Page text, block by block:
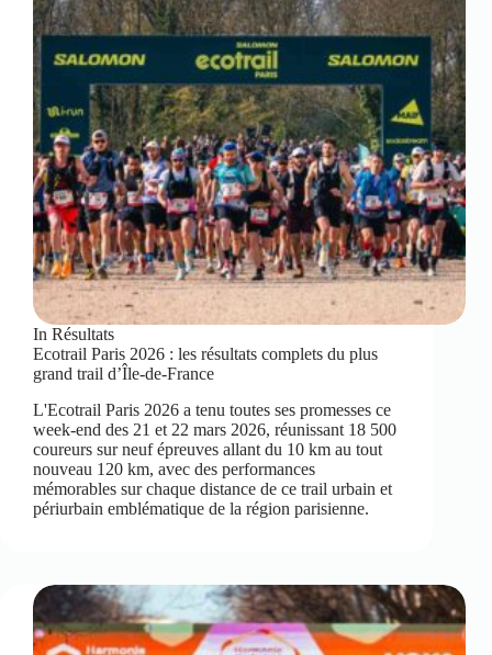
In Résultats
Ecotrail Paris 2026 : les résultats complets du plus
grand trail d’Île-de-France
L'Ecotrail Paris 2026 a tenu toutes ses promesses ce
week-end des 21 et 22 mars 2026, réunissant 18 500
coureurs sur neuf épreuves allant du 10 km au tout
nouveau 120 km, avec des performances
mémorables sur chaque distance de ce trail urbain et
périurbain emblématique de la région parisienne.